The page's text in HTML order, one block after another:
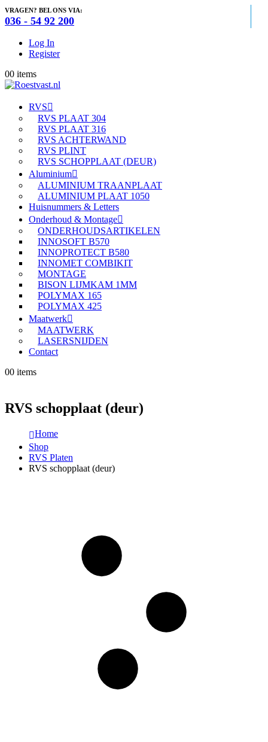
VRAGEN? BEL ONS VIA:
036 - 54 92 200
Log In
Register
00 items
RVS
RVS PLAAT 304
RVS PLAAT 316
RVS ACHTERWAND
RVS PLINT
RVS SCHOPPLAAT (DEUR)
Aluminium
ALUMINIUM TRAANPLAAT
ALUMINIUM PLAAT 1050
Huisnummers & Letters
Onderhoud & Montage
ONDERHOUDSARTIKELEN
INNOSOFT B570
INNOPROTECT B580
INNOMET COMBIKIT
MONTAGE
BISON LIJMKAM 1MM
POLYMAX 165
POLYMAX 425
Maatwerk
MAATWERK
LASERSNIJDEN
Contact
00 items
RVS schopplaat (deur)
Home
Shop
RVS Platen
RVS schopplaat (deur)